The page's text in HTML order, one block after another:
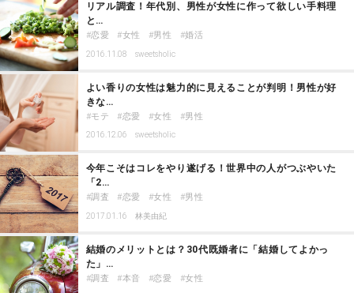
リアル調査！年代別、男性が女性に作って欲しい手料理
と…
恋愛 女性 男性 婚活
2016.11.08 sweetsholic
よい香りの女性は魅力的に見えることが判明！男性が好
きな…
モテ 恋愛 女性 男性
2016.12.06 sweetsholic
今年こそはコレをやり遂げる！世界中の人がつぶやいた
「2…
調査 恋愛 女性 男性
2017.01.16 林美由紀
結婚のメリットとは？30代既婚者に「結婚してよかっ
た」…
調査 本音 恋愛 女性